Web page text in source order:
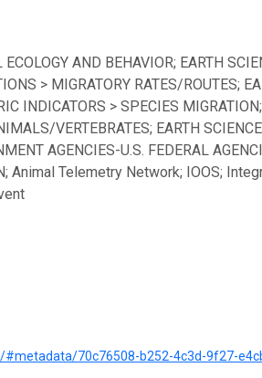
AND BEHAVIOR; EARTH
> MIGRATORY RATES/ROUTES;
INDICATORS > SPECIES
VERTEBRATES; EARTH
AGENCIES-U.S. FEDERAL
Animal Telemetry Network; IOOS;
#metadata/70c76508-b252-4c3d-9f27-